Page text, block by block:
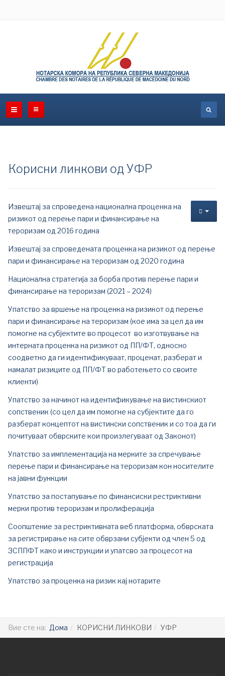
Корисни линкови од УФР
Извештај за спроведена национална проценка на
ризикот од перење пари и финансирање на
тероризам од 2016 година
Извештај за спроведената проценка на ризикот од перење
пари и финансирање на тероризам од 2020 година
Национална стратегија за борба против перење пари и
финансирање на тероризам (2021 – 2024)
Упатство за вршење на проценка на ризикот од перење
пари и финансирање на тероризам (кое има за цел да им
помогне на субјектите во процесот во изготвување на
интерната проценка на ризикот од ПП/ФТ, односно
соодветно да ги идентификуваат, проценат, разберат и
намалат ризиците од ПП/ФТ во работењето со своите
клиенти)
Упатство за начинот на идентификување на вистинскиот
сопственик (со цел да им помогне на субјектите да го
разберат концептот на вистински сопственик и со тоа да ги
почитуваат обврските кои произлегуваат од Законот)
Упатство за имплементација на мерките за спречување
перење пари и финансирање на тероризам кон носителите
на јавни функции
Упатство за постапување по финансиски рестриктивни
мерки против тероризам и пролиферација
Соопштение за рестриктивната веб платформа, обврската
за регистрирање на сите обврзани субјекти од член 5 од
ЗСППФТ како и инструкции и упатсво за процесот на
регистрација
Упатство за проценка на ризик кај нотарите
Вие сте на: Дома КОРИСНИ ЛИНКОВИ УФР